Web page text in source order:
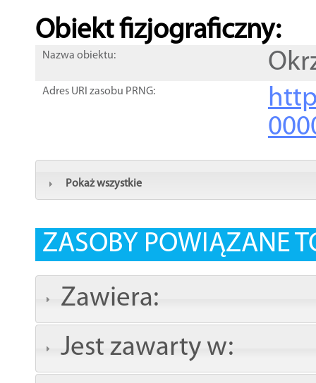
Obiekt fizjograficzny:
Nazwa obiektu:
Adres URI zasobu PRNG:
Pokaż wszystkie
ZASOBY POWIĄZANE
Zawiera:
Jest zawarty w: